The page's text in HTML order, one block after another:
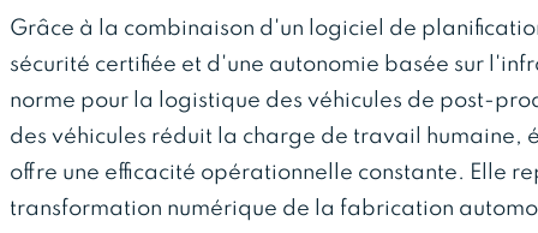
Grâce à la combinaison d'un logiciel de
sécurité certifiée et d'une autonomie basée sur
norme pour la logistique des véhicules de post-
des véhicules réduit la charge de travail
offre une efficacité opérationnelle constante. Elle
transformation numérique de la fabrication